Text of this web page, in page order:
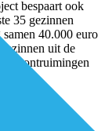
bespaart ook
35 gezinnen
40.000 euro
uit de
huisontruimingen